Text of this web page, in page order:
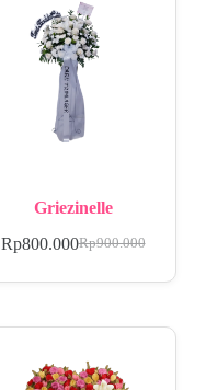
Griezinelle
Rp900.000
Rp800.000